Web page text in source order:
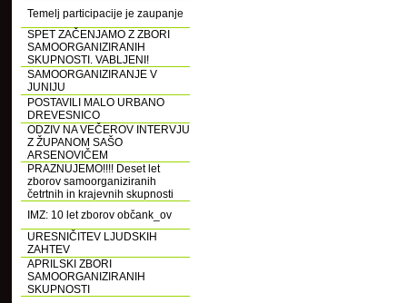
Temelj participacije je zaupanje
SPET ZAČENJAMO Z ZBORI
SAMOORGANIZIRANIH
SKUPNOSTI. VABLJENI!
SAMOORGANIZIRANJE V
JUNIJU
POSTAVILI MALO URBANO
DREVESNICO
ODZIV NA VEČEROV INTERVJU
Z ŽUPANOM SAŠO
ARSENOVIČEM
PRAZNUJEMO!!!! Deset let
zborov samoorganiziranih
četrtnih in krajevnih skupnosti
IMZ: 10 let zborov občank_ov
URESNIČITEV LJUDSKIH
ZAHTEV
APRILSKI ZBORI
SAMOORGANIZIRANIH
SKUPNOSTI